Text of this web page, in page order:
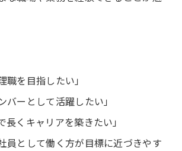
職を目指したい」
バーとして活躍したい」
長くキャリアを築きたい」
員として働く方が目標に近づきやす